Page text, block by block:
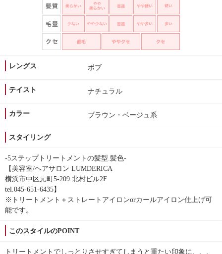
レングス ボブ
テイスト ナチュラル
カラー ブラウン・ベージュ系
スタイリング
-5ステップトリートメントの髪型.髪色-
【美容室/ヘアサロン LUMDERICA
横浜市中区元町5-209 北村ビル2F
tel.045-651-6435】
※トリートメント＋ストレートアイロンorカールアイロン仕上げ可
能です。
このスタイルのPOINT
トリートメントでしっとりさせすぎてしまうと重たい印象に、、、